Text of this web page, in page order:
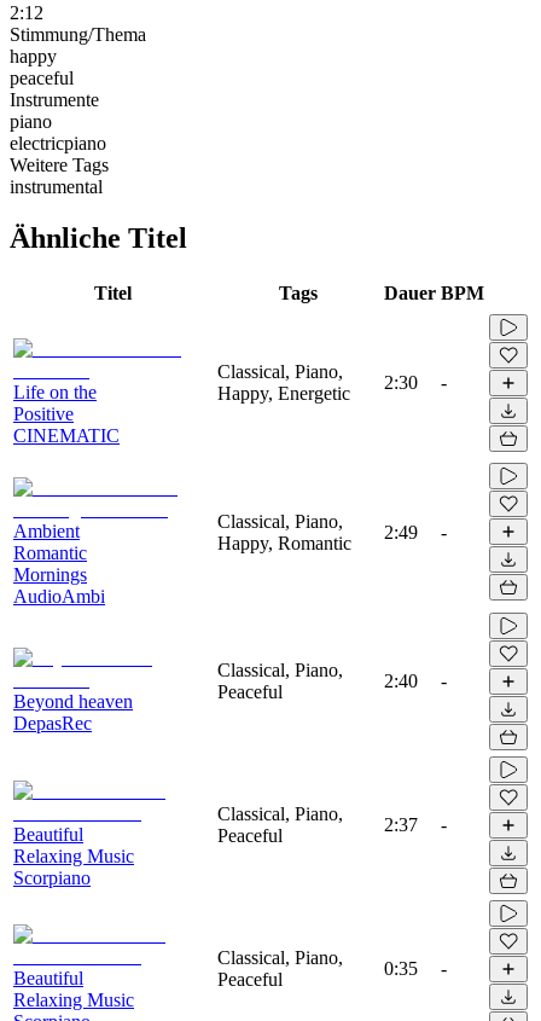
2:12
Stimmung/Thema
happy
peaceful
Instrumente
piano
electricpiano
Weitere Tags
instrumental
Ähnliche Titel
Titel Tags Dauer BPM
Life on the
Positive
CINEMATIC
Classical, Piano,
Happy, Energetic
2:30 -
Ambient
Romantic
Mornings
AudioAmbi
Classical, Piano,
Happy, Romantic
2:49 -
Beyond heaven
DepasRec
Classical, Piano,
Peaceful
2:40 -
Beautiful
Relaxing Music
Scorpiano
Classical, Piano,
Peaceful
2:37 -
Beautiful
Relaxing Music
Classical, Piano,
Peaceful
0:35 -